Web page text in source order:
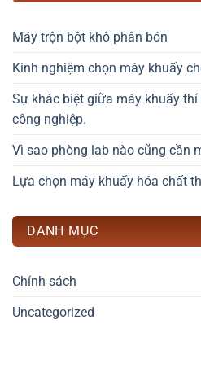
Máy trộn bột khô phân bón
Kinh nghiệm chọn máy khuấy
Sự khác biệt giữa máy khuấy
công nghiệp.
Vì sao phòng lab nào cũng cần
Lựa chọn máy khuấy hóa chất
DANH MỤC
Chính sách
Uncategorized